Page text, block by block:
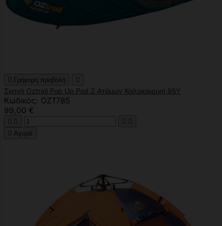
 Γρήγορη προβολή 
Σκηνή Oztrail Pop Up Pod 2 Ατόμων Καλοκαιρινή 95Υ
Κωδικός: OZT785
99,00 €
   
 Αγορά